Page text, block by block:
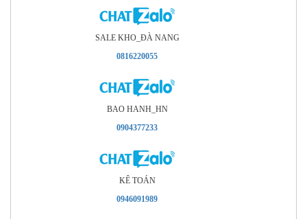
SALE KHO_ÐÀ NANG
0816220055
BAO HANH_HN
0904377233
KÊ TOÁN
0946091989